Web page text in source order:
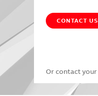
CONTACT US
Or contact your